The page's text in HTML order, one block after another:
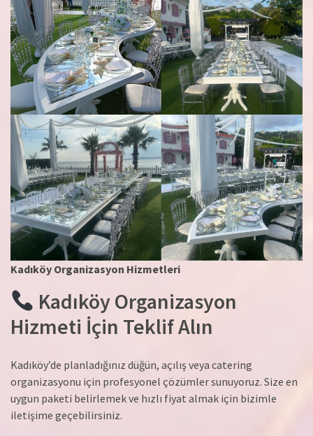
Kadıköy Organizasyon Hizmetleri
Kadıköy Organizasyon
Hizmeti İçin Teklif Alın
Kadıköy’de planladığınız düğün, açılış veya catering
organizasyonu için profesyonel çözümler sunuyoruz. Size en
uygun paketi belirlemek ve hızlı fiyat almak için bizimle
iletişime geçebilirsiniz.